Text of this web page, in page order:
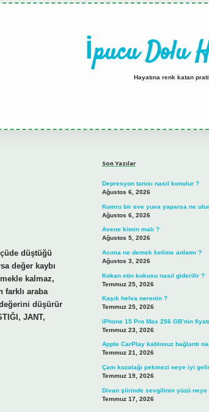
İpucu Dolu
Hayatına renk katan
düştüğü
değer kaybı
kalmaz,
farklı araba
düşürür
JANT,
Son Yazılar
Depresyon tanısı nasıl konulur ?
Ağustos 6, 2026
Kumru bir eve yuva yaparsa ne
Ağustos 6, 2026
Avene kimin malı ?
Ağustos 5, 2026
Acıma ne demek kelime anlamı ?
Ağustos 3, 2026
Kokan etin kokusu nasıl giderilir ?
Temmuz 25, 2026
Kaşık helva nerenin ?
Temmuz 25, 2026
iPhone 15 Pro Max 256 GB’nin
Temmuz 23, 2026
Apple CarPlay kablosuz bağlantı
Temmuz 21, 2026
Çam kozalağı pekmezi neye iyi
Temmuz 19, 2026
Divan şiirinde sevgilinin yüzü neye
Temmuz 17, 2026